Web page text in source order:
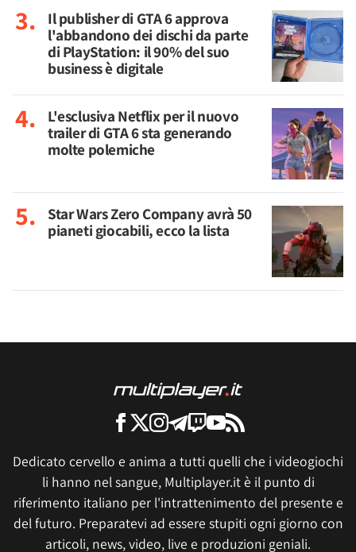
Il publisher di GTA 6 approva
l'abbandono dei dischi da parte
di PlayStation: il 90% del suo
business è digitale
L'esclusiva Netflix per il nuovo
trailer di GTA 6 sta generando
molte polemiche
Star Wars Zero Company avrà 50
pianeti giocabili, ecco la lista
Dedicato cervello e anima a tutti quelli che i videogiochi
li hanno nel sangue, Multiplayer.it è il punto di
riferimento italiano per l'intrattenimento del presente e
del futuro. Preparatevi ad essere stupiti ogni giorno con
articoli, news, video, live e produzioni geniali.